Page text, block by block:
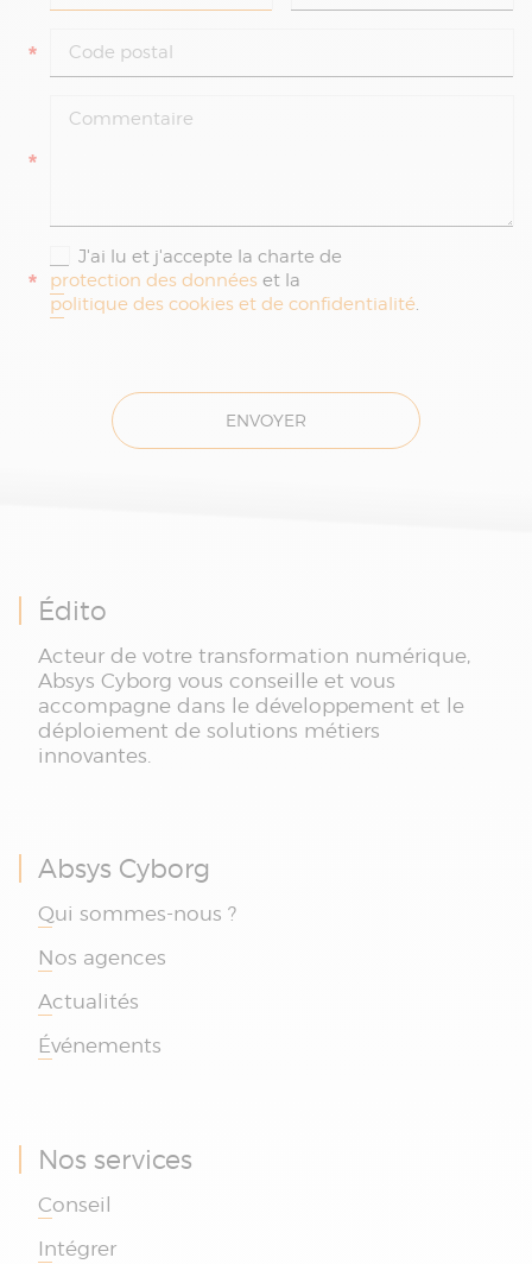
*
*
*
J'ai lu et j'accepte la charte de
protection des données et la
politique des cookies et de confidentialité.
ENVOYER
Édito
Acteur de votre transformation numérique,
Absys Cyborg vous conseille et vous
accompagne dans le développement et le
déploiement de solutions métiers
innovantes.
Absys Cyborg
Qui sommes-nous ?
Nos agences
Actualités
Événements
Nos services
Conseil
Intégrer